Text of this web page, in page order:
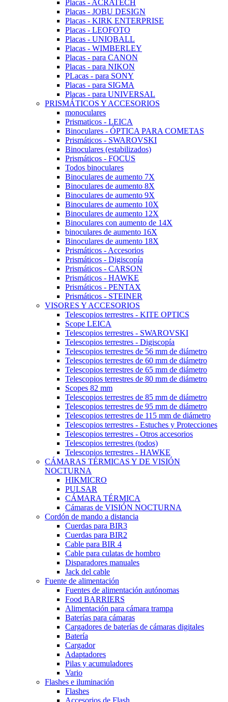
Placas - ACRATECH
Placas - JOBU DESIGN
Placas - KIRK ENTERPRISE
Placas - LEOFOTO
Placas - UNIQBALL
Placas - WIMBERLEY
Placas - para CANON
Placas - para NIKON
PLacas - para SONY
Placas - para SIGMA
Placas - para UNIVERSAL
PRISMÁTICOS Y ACCESORIOS
monoculares
Prismaticos - LEICA
Binoculares - ÓPTICA PARA COMETAS
Prismáticos - SWAROVSKI
Binoculares (estabilizados)
Prismáticos - FOCUS
Todos binoculares
Binoculares de aumento 7X
Binoculares de aumento 8X
Binoculares de aumento 9X
Binoculares de aumento 10X
Binoculares de aumento 12X
Binoculares con aumento de 14X
binoculares de aumento 16X
Binoculares de aumento 18X
Prismáticos - Accesorios
Prismáticos - Digiscopía
Prismáticos - CARSON
Prismáticos - HAWKE
Prismáticos - PENTAX
Prismáticos - STEINER
VISORES Y ACCESORIOS
Telescopios terrestres - KITE OPTICS
Scope LEICA
Telescopios terrestres - SWAROVSKI
Telescopios terrestres - Digiscopía
Telescopios terrestres de 56 mm de diámetro
Telescopios terrestres de 60 mm de diámetro
Telescopios terrestres de 65 mm de diámetro
Telescopios terrestres de 80 mm de diámetro
Scopes 82 mm
Telescopios terrestres de 85 mm de diámetro
Telescopios terrestres de 95 mm de diámetro
Telescopios terrestres de 115 mm de diámetro
Telescopios terrestres - Estuches y Protecciones
Telescopios terrestres - Otros accesorios
Telescopios terrestres (todos)
Telescopios terrestres - HAWKE
CÁMARAS TÉRMICAS Y DE VISIÓN
NOCTURNA
HIKMICRO
PULSAR
CÁMARA TÉRMICA
Cámaras de VISIÓN NOCTURNA
Cordón de mando a distancia
Cuerdas para BIR3
Cuerdas para BIR2
Cable para BIR 4
Cable para culatas de hombro
Disparadores manuales
Jack del cable
Fuente de alimentación
Fuentes de alimentación autónomas
Food BARRIERS
Alimentación para cámara trampa
Baterías para cámaras
Cargadores de baterías de cámaras digitales
Batería
Cargador
Adaptadores
Pilas y acumuladores
Vario
Flashes e iluminación
Flashes
Accesorios de Flash